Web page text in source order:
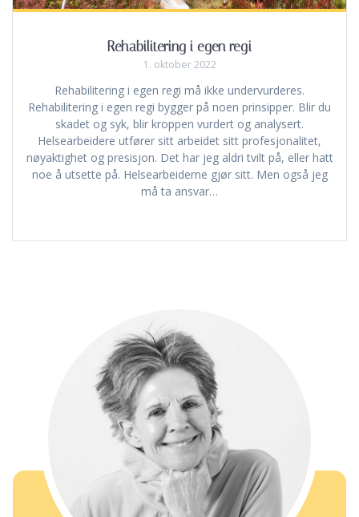
Rehabilitering i egen regi
1. oktober 2022
Rehabilitering i egen regi må ikke undervurderes.
Rehabilitering i egen regi bygger på noen prinsipper. Blir du
skadet og syk, blir kroppen vurdert og analysert.
Helsearbeidere utfører sitt arbeidet sitt profesjonalitet,
nøyaktighet og presisjon. Det har jeg aldri tvilt på, eller hatt
noe å utsette på. Helsearbeiderne gjør sitt. Men også jeg
må ta ansvar…